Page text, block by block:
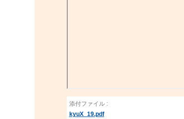
添付ファイル :
kyuX_19.pdf